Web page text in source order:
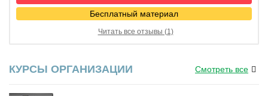
Бесплатный материал
Читать все отзывы (1)
КУРСЫ ОРГАНИЗАЦИИ Смотреть все